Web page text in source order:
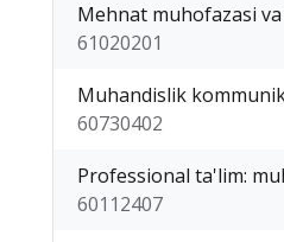
Mehnat muhofazasi
61020201
Muhandislik
60730402
Professional ta'lim:
60112407